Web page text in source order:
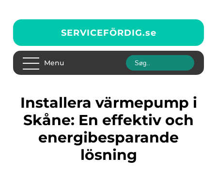
SERVICEFÖRDIG.se
Menu
Installera värmepump i
Skåne: En effektiv och
energibesparande
lösning